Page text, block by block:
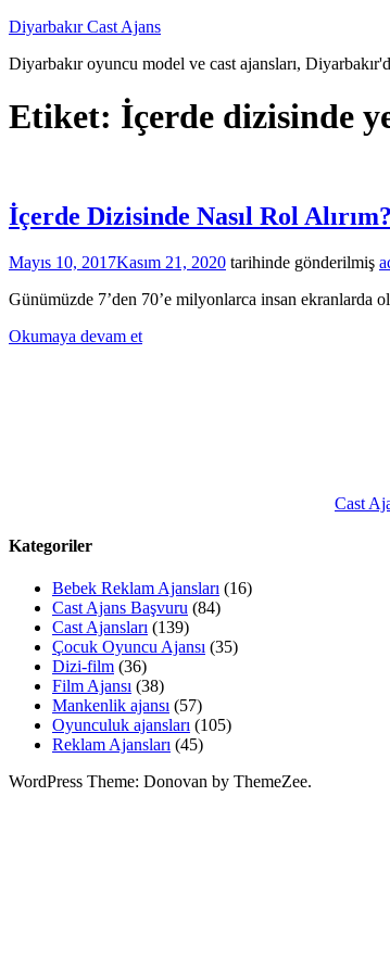
İçeriğe
Diyarbakır Cast Ajans
Diyarbakır oyuncu model ve cast ajansları,
Etiket: İçerde dizisinde
İçerde Dizisinde Nasıl Rol Alırım?
Mayıs 10, 2017Kasım 21, 2020 tarihinde gönderilmiş
Günümüzde 7’den 70’e milyonlarca insan ekranlarda
Okumaya devam et
Cast
Kategoriler
Bebek Reklam Ajansları (16)
Cast Ajans Başvuru (84)
Cast Ajansları (139)
Çocuk Oyuncu Ajansı (35)
Dizi-film (36)
Film Ajansı (38)
Mankenlik ajansı (57)
Oyunculuk ajansları (105)
Reklam Ajansları (45)
WordPress Theme: Donovan by ThemeZee.